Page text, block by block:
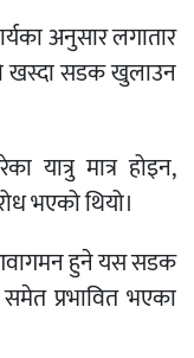
अनुसार लगातार
खस्दा सडक खुलाउन
यात्रु मात्र होइन,
भएको थियो।
हुने यस सडक
प्रभावित भएका